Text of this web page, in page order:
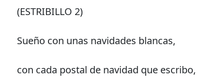
(ESTRIBILLO 2)
Sueño con unas navidades blancas,
con cada postal de navidad que escribo,